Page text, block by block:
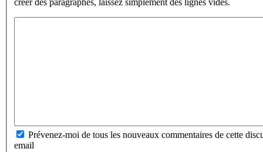
créer des paragraphes, laissez simplement des lignes vides.
Prévenez-moi de tous les nouveaux commentaires de cette
email